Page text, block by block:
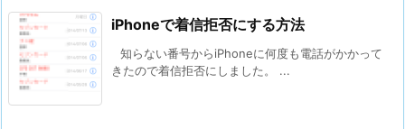
iPhoneで着信拒否にする方法
知らない番号からiPhoneに何度も電話がかかって
きたので着信拒否にしました。 ...